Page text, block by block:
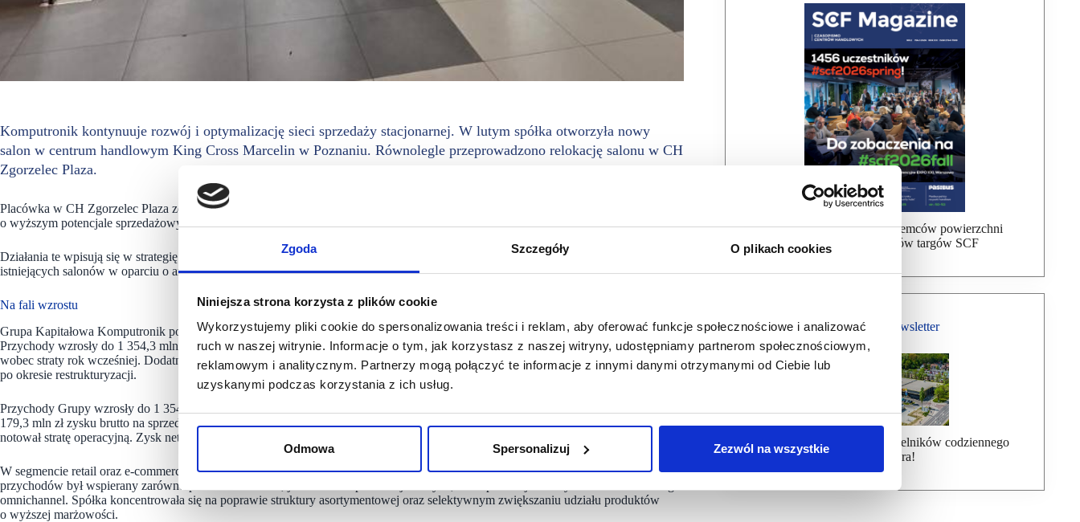
Zgoda Szczegóły O plikach cookies
Niniejsza strona korzysta z plików cookie
Wykorzystujemy pliki cookie do spersonalizowania treści i reklam, aby oferować funkcje społecznościowe i analizować
ruch w naszej witrynie. Informacje o tym, jak korzystasz z naszej witryny, udostępniamy partnerom społecznościowym,
reklamowym i analitycznym. Partnerzy mogą połączyć te informacje z innymi danymi otrzymanymi od Ciebie lub
uzyskanymi podczas korzystania z ich usług.
Odmowa Spersonalizuj Zezwól na wszystkie
Komputronik kontynuuje rozwój i optymalizację sieci sprzedaży stacjonarnej. W lutym spółka otworzyła nowy
salon w centrum handlowym King Cross Marcelin w Poznaniu. Równolegle przeprowadzono relokację salonu w CH
Zgorzelec Plaza.
Placówka w CH Zgorzelec Plaza została przeniesiona do innego lokalu w obrębie tej samej galerii, zlokalizowanego w części
o wyższym potencjale sprzedażowym.
Działania te wpisują się w strategię rozwoju sieci, obejmującą zarówno ekspansję do nowych lokalizacji, jak i dostosowywanie
istniejących salonów w oparciu o analizę wyników sprzedażowych i potencjału handlowego.
Na fali wzrostu
Grupa Kapitałowa Komputronik po trzech kwartałach roku obrotowego 2025/2026 wyraźnie poprawiła kondycję finansową.
Przychody wzrosły do 1 354,3 mln zł (+4,2% r/r), spółka wypracowała 12,9 mln zł zysku operacyjnego oraz 2,8 mln zł zysku netto
wobec straty rok wcześniej. Dodatni cash flow operacyjny i poprawa marż potwierdzają trwały powrót Grupy do rentowności
po okresie restrukturyzacji.
Przychody Grupy wzrosły do 1 354,3 mln zł, co oznacza wzrost o około 4,2% rok do roku. Jednocześnie Komputronik wypracował
179,3 mln zł zysku brutto na sprzedaży oraz 12,9 mln zł zysku operacyjnego, podczas gdy w analogicznym okresie poprzedniego roku
notował stratę operacyjną. Zysk netto Grupy wyniósł 2,8 mln zł wobec straty 9,4 mln zł rok wcześniej.
W segmencie retail oraz e-commerce Grupa odnotowała stabilizację popytu oraz wyraźną poprawę efektywności sprzedaży. Wzrost
przychodów był wspierany zarówno przez kanał online, jak i sieć sklepów stacjonarnych, która pozostaje ważnym elementem strategii
omnichannel. Spółka koncentrowała się na poprawie struktury asortymentowej oraz selektywnym zwiększaniu udziału produktów
o wyższej marżowości.
Bezpłatna wysyłka dla najemców powierzchni
handlowej, uczestników targów SCF
Bezpłatny Newsletter
Dołącz do ponad 7000 czytelników codziennego
newslettera!